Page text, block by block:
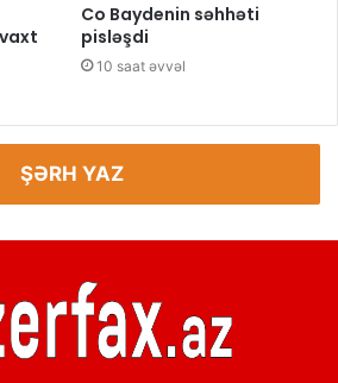
Co Baydenin səhhəti
pisləşdi
10 saat əvvəl
ŞƏRH YAZ